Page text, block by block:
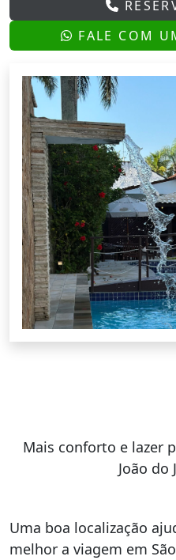
FALE COM
Mais conforto e lazer
João do
Uma boa localização
melhor a viagem em